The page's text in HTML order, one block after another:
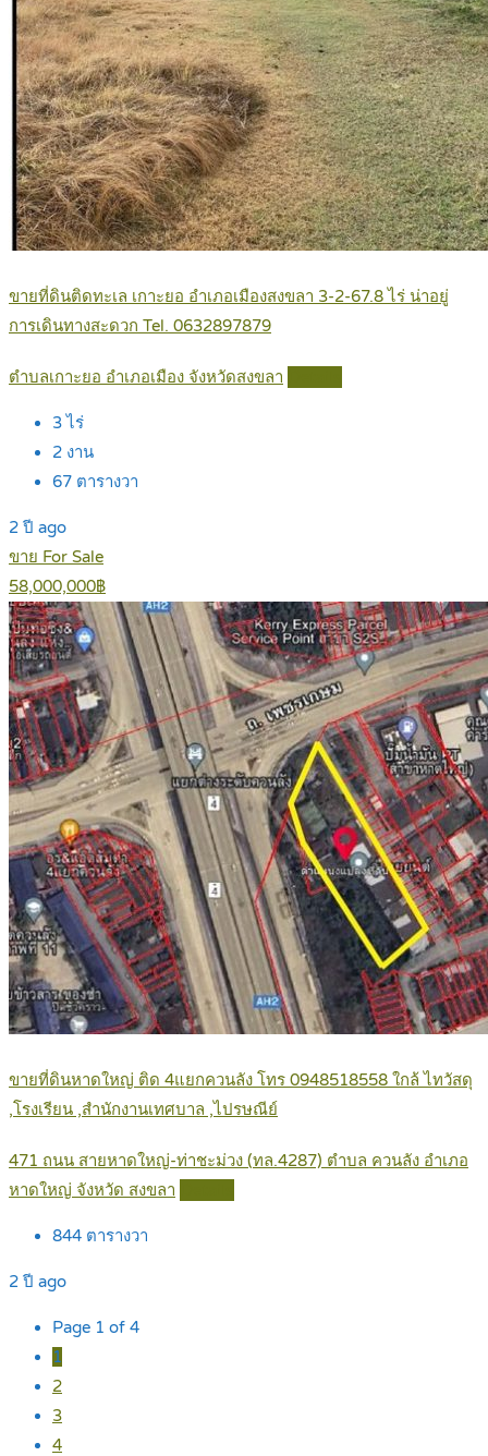
ขายที่ดินติดทะเล เกาะยอ อำเภอเมืองสงขลา 3-2-67.8 ไร่ น่าอยู่
การเดินทางสะดวก Tel. 0632897879
ตำบลเกาะยอ อำเภอเมือง จังหวัดสงขลา
3ไร่
2 งาน
67 ตารางวา
2 ปี ago
ขาย For Sale
58,000,000฿
ขายที่ดินหาดใหญ่ ติด 4แยกควนลัง โทร 0948518558 ใกล้ ไทวัสดุ
,โรงเรียน ,สำนักงานเทศบาล ,ไปรษณีย์
471 ถนน สายหาดใหญ่-ท่าชะม่วง (ทล.4287) ตำบล ควนลัง อำเภอ
หาดใหญ่ จังหวัด สงขลา
844 ตารางวา
2 ปี ago
Page 1 of 4
1
2
3
4